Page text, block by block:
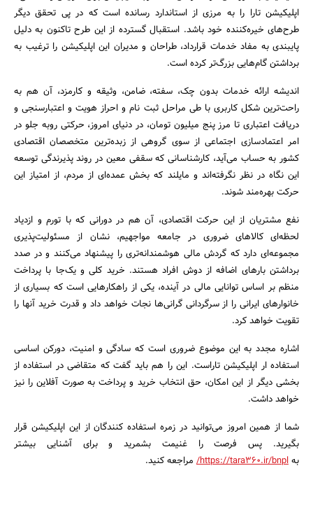
اپلیکیشن تارا را به مرزی از استاندارد رسانده است که در پی تحقق دیگر
طرح‌های خیره‌کننده خود باشد. استقبال گسترده از این طرح تاکنون به دلیل
پایبندی به مفاد خدمات قرارداد، طراحان و مدیران این اپلیکیشن را ترغیب به
برداشتن گام‌هایی بزرگ‌تر کرده است.
اندیشه ارائه خدمات بدون چک، سفته، ضامن، وثیقه و کارمزد، آن هم به
راحت‌ترین شکل کاربری با طی مراحل ثبت نام و احراز هویت و اعتبارسنجی و
دریافت اعتباری تا مرز پنج میلیون تومان، در دنیای امروز، حرکتی روبه جلو در
امر اعتمادسازی اجتماعی از سوی گروهی از زبده‌ترین متخصصان اقتصادی
کشور به حساب می‌آید، کارشناسانی که سقفی معین در روند پذیرندگی توسعه
این نگاه در نظر نگرفته‌اند و مایلند که بخش عمده‌ای از مردم، از امتیاز این
حرکت بهره‌مند شوند.
نفع مشتریان از این حرکت اقتصادی، آن هم در دورانی که با تورم و ازدیاد
لحظه‌ای کالاهای ضروری در جامعه مواجهیم، نشان از مسئولیت‌پذیری
مجموعه‌ای دارد که گردش مالی هوشمندانه‌تری را پیشنهاد می‌کنند و در صدد
برداشتن بارهای اضافه از دوش افراد هستند. خرید کلی و یک‌جا با پرداخت
منظم بر اساس توانایی مالی در آینده، یکی از راهکارهایی است که بسیاری از
خانوارهای ایرانی را از سرگردانی گرانی‌ها نجات خواهد داد و قدرت خرید آنها را
تقویت خواهد کرد.
اشاره مجدد به این موضوع ضروری است که سادگی و امنیت، دورکن اساسی
استفاده ار اپلیکیشن تاراست. این را هم باید گفت که متقاضی در استفاده از
بخشی دیگر از این امکان، حق انتخاب خرید و پرداخت به صورت آفلاین را نیز
خواهد داشت.
شما از همین امروز می‌توانید در زمره استفاده کنندگان از این اپلیکیشن قرار
بگیرید. پس فرصت را غنیمت بشمرید و برای آشنایی بیشتر
بهhttps://tara360.ir/bnpl/ مراجعه کنید.